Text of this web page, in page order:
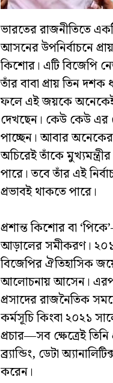
ভারতের রাজনীতিতে
আসনের উপনির্বাচনে
কিশোর। এটি বিজেপি
তাঁর বাবা প্রায় তিন
ফলে এই জয়কে অনেকেই
দেখছেন। কেউ কেউ এর
পাচ্ছেন। আবার অনেকের
অচিরেই তাঁকে
পারে। তবে তাঁর এই
প্রভাবই থাকতে পারে।
প্রশান্ত কিশোর বা
আড়ালের সমীকরণ।
বিজেপির ঐতিহাসিক
আলোচনায় আসেন। এরপর
প্রসাদের রাজনৈতিক
কর্মসূচি কিংবা ২০২১
প্রচার—সব ক্ষেত্রেই
ব্র্যান্ডিং, ডেটা
করেন।